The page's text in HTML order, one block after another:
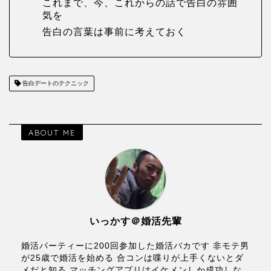
これまで、今、これからの話で告白の雰囲
気を
告白の言葉は事前に考えておく
告白デートのテクニック
ABOUT ME
いっかす＠婚活先輩
婚活パーティーに200回参加した婚活バカです 非モテ男
が25歳で婚活を始める 合コンは喋りが上手くないとダ